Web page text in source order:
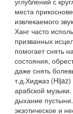
места
извлекаемого
Ханг часто
призванных
помогает снять
состояния,
даже снять
т.д.Хиджаз
арабской музыки.
дыхание
экзотическое и